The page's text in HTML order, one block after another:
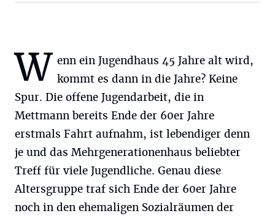
W enn ein Jugendhaus 45 Jahre alt wird,
kommt es dann in die Jahre? Keine
Spur. Die offene Jugendarbeit, die in
Mettmann bereits Ende der 60er Jahre
erstmals Fahrt aufnahm, ist lebendiger denn
je und das Mehrgenerationenhaus beliebter
Treff für viele Jugendliche. Genau diese
Altersgruppe traf sich Ende der 60er Jahre
noch in den ehemaligen Sozialräumen der